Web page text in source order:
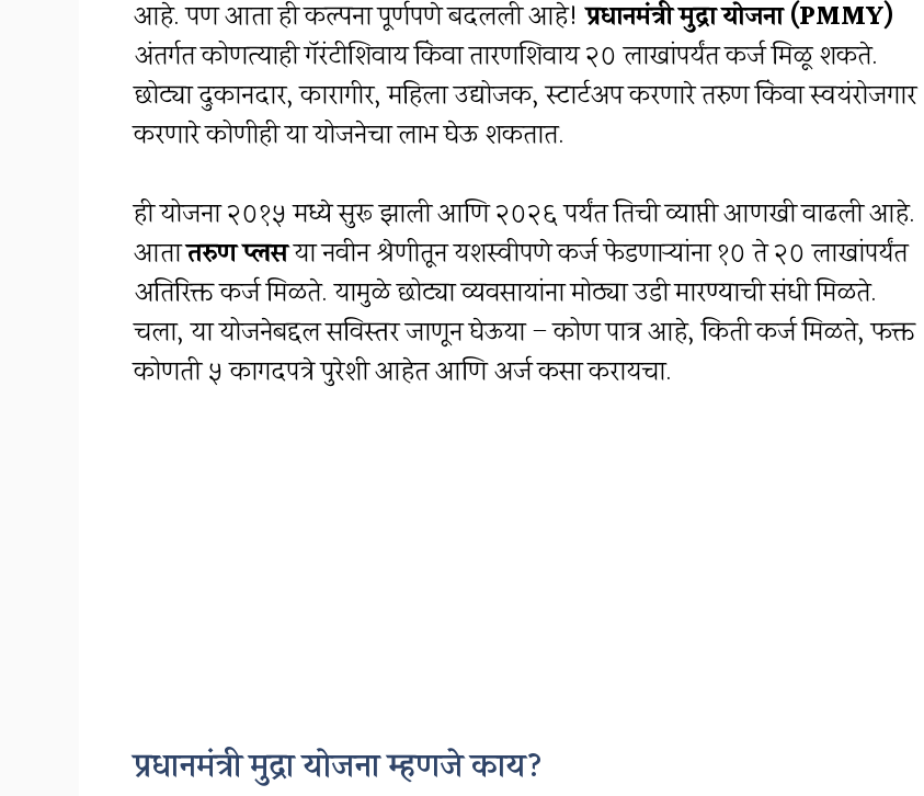
आहे. पण आता ही कल्पना पूर्णपणे बदलली आहे!प्रधानमंत्री मुद्रा योजना (PMMY)
अंतर्गत कोणत्याही गॅरंटीशिवाय किंवा तारणशिवाय २० लाखांपर्यंत कर्ज मिळू शकते.
छोट्या दुकानदार, कारागीर, महिला उद्योजक, स्टार्टअप करणारे तरुण किंवा स्वयंरोजगार
करणारे कोणीही या योजनेचा लाभ घेऊ शकतात.
ही योजना २०१५ मध्ये सुरू झाली आणि २०२६ पर्यंत तिची व्याप्ती आणखी वाढली आहे.
आतातरुण प्लसया नवीन श्रेणीतून यशस्वीपणे कर्ज फेडणाऱ्यांना १० ते २० लाखांपर्यंत
अतिरिक्त कर्ज मिळते. यामुळे छोट्या व्यवसायांना मोठ्या उडी मारण्याची संधी मिळते.
चला, या योजनेबद्दल सविस्तर जाणून घेऊया – कोण पात्र आहे, किती कर्ज मिळते, फक्त
कोणती ५ कागदपत्रे पुरेशी आहेत आणि अर्ज कसा करायचा.
प्रधानमंत्री मुद्रा योजना म्हणजे काय?